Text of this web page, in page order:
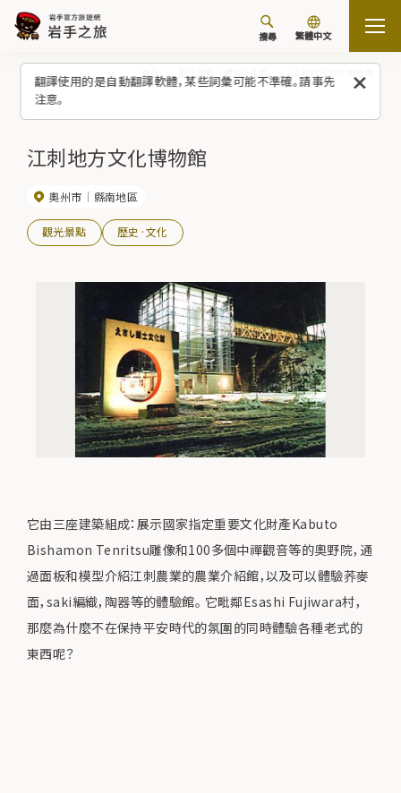
翻譯使用的是自動翻譯軟體，某些詞彙可能不準確。請事先
注意。
搜尋 繁體中文
首頁
江刺地方文化博物館
奧州市 縣南地區
觀光景點 歷史·文化
它由三座建築組成：展示國家指定重要文化財產Kabuto
Bishamon Tenritsu雕像和100多個中禪觀音等的奧野院，通
過面板和模型介紹江刺農業的農業介紹館，以及可以體驗荞麥
面，saki編織，陶器等的體驗館。 它毗鄰Esashi Fujiwara村，
那麼為什麼不在保持平安時代的氛圍的同時體驗各種老式的
東西呢？